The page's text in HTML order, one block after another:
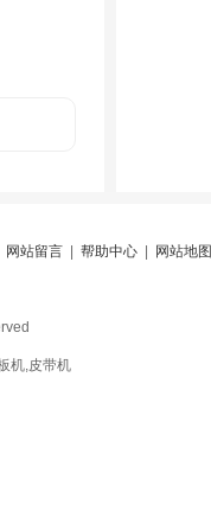
网站留言| 帮助中心| 网站地图
机,皮带机